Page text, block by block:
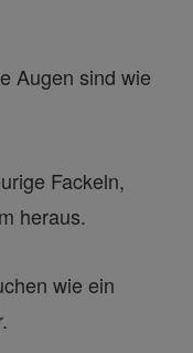
Augen sind wie
Fackeln,
heraus.
wie ein